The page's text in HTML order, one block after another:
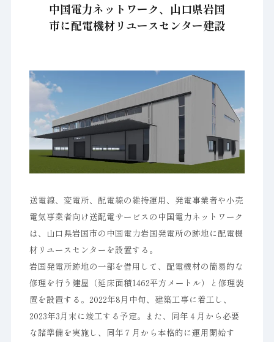
中国電力ネットワーク、山口県岩国
市に配電機材リユースセンター建設
送電線、変電所、配電線の維持運用、発電事業者や小売
電気事業者向け送配電サービスの中国電力ネットワーク
は、山口県岩国市の中国電力岩国発電所の跡地に配電機
材リユースセンターを設置する。
岩国発電所跡地の一部を借用して、配電機材の簡易的な
修理を行う建屋（延床面積1462平方メートル）と修理装
置を設置する。2022年8月中旬、建築工事に着工し、
2023年3月末に竣工する予定。また、同年４月から必要
な諸準備を実施し、同年７月から本格的に運用開始す